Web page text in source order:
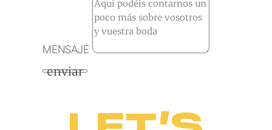
MENSAJE
enviar